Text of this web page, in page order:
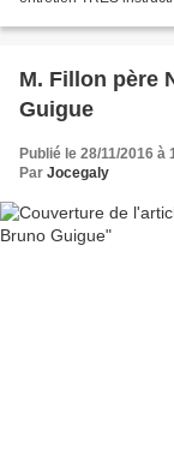
M. Fillon père
Guigue
Publié le 28/11/2016 à
Par Jocegaly